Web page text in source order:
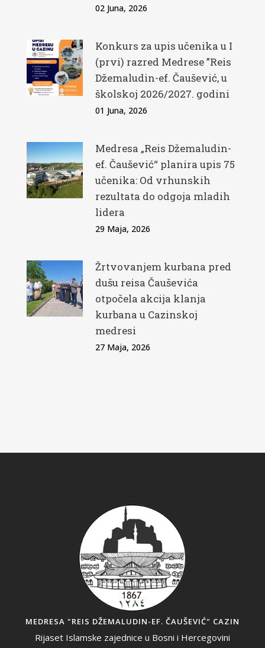
02 Juna, 2026
Konkurs za upis učenika u I
(prvi) razred Medrese ”Reis
Džemaludin-ef. Čaušević, u
školskoj 2026/2027. godini
01 Juna, 2026
Medresa „Reis Džemaludin-
ef. Čaušević“ planira upis 75
učenika: Od vrhunskih
rezultata do odgoja mladih
lidera
29 Maja, 2026
Žrtvovanjem kurbana pred
dušu reisa Čauševića
otpočela akcija klanja
kurbana u Cazinskoj
medresi
27 Maja, 2026
MEDRESA "REIS DŽEMALUDIN-EF. ČAUŠEVIĆ" CAZIN
Rijaset Islamske zajednice u Bosni i Hercegovini